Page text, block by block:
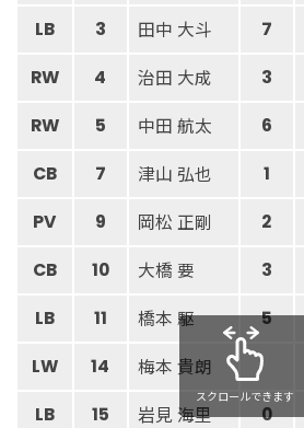
LB 3 田中 大斗 7
RW 4 治田 大成 3
RW 5 中田 航太 6
CB 7 津山 弘也 1
PV 9 岡松 正剛 2
CB 10 大橋 要 3
LB 11 橋本 駆 5
LW 14 梅本 貴朗
LB 15 岩見 海里 0
スクロールできます